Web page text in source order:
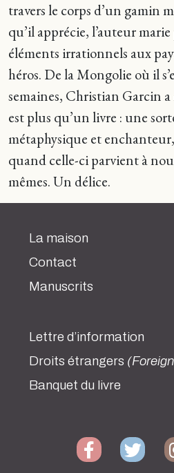
travers le corps d’un gamin
qu’il apprécie, l’auteur
éléments irrationnels aux
héros. De la Mongolie où il
semaines, Christian Garcin
est plus qu’un livre : une
métaphysique et
quand celle-ci parvient à
mêmes. Un délice.
La maison
Contact
Manuscrits
Lettre d’information
Droits étrangers
Banquet du livre